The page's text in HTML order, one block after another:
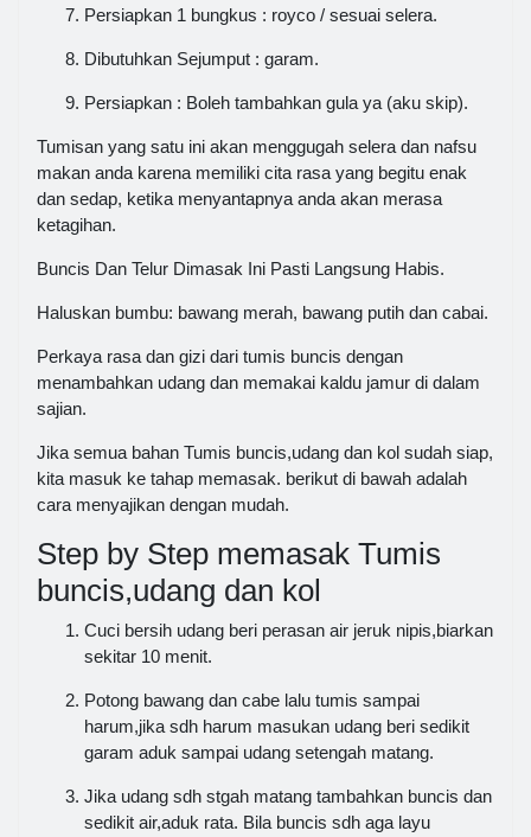
Persiapkan 1 bungkus : royco / sesuai selera.
Dibutuhkan Sejumput : garam.
Persiapkan : Boleh tambahkan gula ya (aku skip).
Tumisan yang satu ini akan menggugah selera dan nafsu
makan anda karena memiliki cita rasa yang begitu enak
dan sedap, ketika menyantapnya anda akan merasa
ketagihan.
Buncis Dan Telur Dimasak Ini Pasti Langsung Habis.
Haluskan bumbu: bawang merah, bawang putih dan cabai.
Perkaya rasa dan gizi dari tumis buncis dengan
menambahkan udang dan memakai kaldu jamur di dalam
sajian.
Jika semua bahan Tumis buncis,udang dan kol sudah siap,
kita masuk ke tahap memasak. berikut di bawah adalah
cara menyajikan dengan mudah.
Step by Step memasak Tumis
buncis,udang dan kol
Cuci bersih udang beri perasan air jeruk nipis,biarkan
sekitar 10 menit.
Potong bawang dan cabe lalu tumis sampai
harum,jika sdh harum masukan udang beri sedikit
garam aduk sampai udang setengah matang.
Jika udang sdh stgah matang tambahkan buncis dan
sedikit air,aduk rata. Bila buncis sdh aga layu